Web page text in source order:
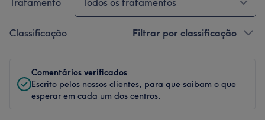
Tratamento Todos os tratamentos
Classificação Filtrar por classificação
Comentários verificados
Escrito pelos nossos clientes, para que saibam o que
esperar em cada um dos centros.